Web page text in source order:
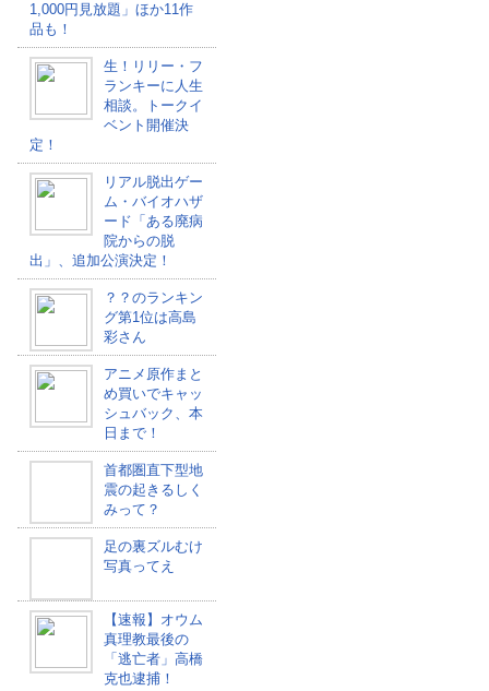
1,000円見放題」ほか11作
品も！
生！リリー・フ
ランキーに人生
相談。トークイ
ベント開催決
定！
リアル脱出ゲー
ム・バイオハザ
ード「ある廃病
院からの脱
出」、追加公演決定！
？？のランキン
グ第1位は高島
彩さん
アニメ原作まと
め買いでキャッ
シュバック、本
日まで！
首都圏直下型地
震の起きるしく
みって？
足の裏ズルむけ
写真ってえ
【速報】オウム
真理教最後の
「逃亡者」高橋
克也逮捕！